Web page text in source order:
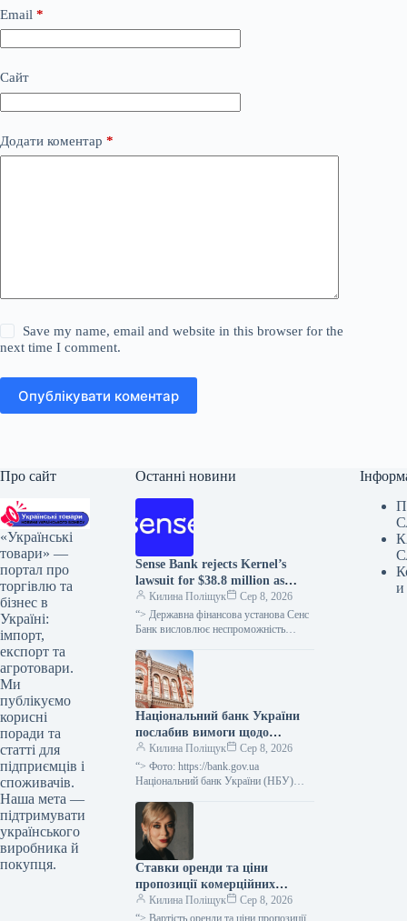
Email *
Сайт
Додати коментар *
Save my name, email and website in this browser for the
next time I comment.
Опублікувати коментар
Про сайт
«Українські
товари» —
портал про
торгівлю та
бізнес в
Україні:
імпорт,
експорт та
агротовари.
Ми
публікуємо
корисні
поради та
статті для
підприємців і
споживачів.
Наша мета —
підтримувати
українського
виробника й
покупця.
Останні новини
Sense Bank rejects Kernel’s
lawsuit for $38.8 million as
unfounded.
Килина Поліщук
Сер 8, 2026
“> Державна фінансова установа Сенс
Банк висловлює неспроможність
Investments Limited, що входить до
агрогрупи “Кернел”, щодо…
Національний банк України
послабив вимоги щодо
реструктуризації позик для
підприємств та застави
сільськогосподарської
Килина Поліщук
Сер 8, 2026
“> Фото: https://bank.gov.ua
Національний банк України (НБУ)
визнавати неспроможність
позичальників у випадку
короткострокової, тривалістю до
одного…
Ставки оренди та ціни
пропозиції комерційних
приміщень у центральній
частині Києва зменшилися
Килина Поліщук
Сер 8, 2026
“> Вартість оренди та ціни пропозиції
и